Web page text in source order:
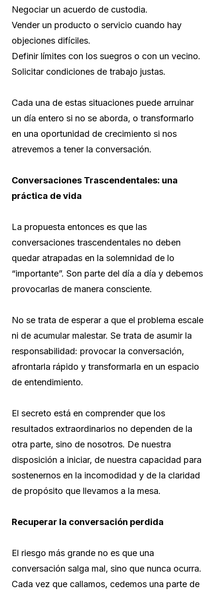
Negociar un acuerdo de custodia.
Vender un producto o servicio cuando hay
objeciones difíciles.
Definir límites con los suegros o con un vecino.
Solicitar condiciones de trabajo justas.
Cada una de estas situaciones puede arruinar
un día entero si no se aborda, o transformarlo
en una oportunidad de crecimiento si nos
atrevemos a tener la conversación.
Conversaciones Trascendentales: una
práctica de vida
La propuesta entonces es que las
conversaciones trascendentales no deben
quedar atrapadas en la solemnidad de lo
“importante”. Son parte del día a día y debemos
provocarlas de manera consciente.
No se trata de esperar a que el problema escale
ni de acumular malestar. Se trata de asumir la
responsabilidad: provocar la conversación,
afrontarla rápido y transformarla en un espacio
de entendimiento.
El secreto está en comprender que los
resultados extraordinarios no dependen de la
otra parte, sino de nosotros. De nuestra
disposición a iniciar, de nuestra capacidad para
sostenernos en la incomodidad y de la claridad
de propósito que llevamos a la mesa.
Recuperar la conversación perdida
El riesgo más grande no es que una
conversación salga mal, sino que nunca ocurra.
Cada vez que callamos, cedemos una parte de